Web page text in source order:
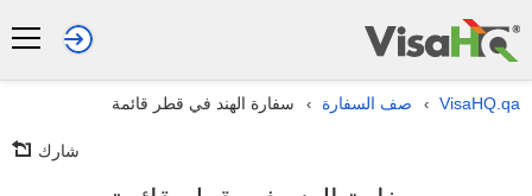
VisaHQ.qa
› صف السفارة › سفارة الهند في قطر قائمة
شارك